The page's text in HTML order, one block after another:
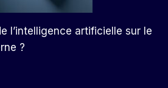
l’intelligence artificielle sur le
?